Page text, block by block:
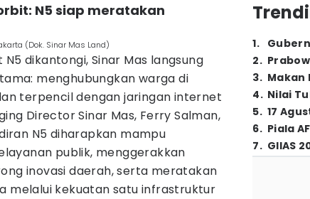
N5 siap meratakan
(Dok. Sinar Mas Land)
dikantongi, Sinar Mas langsung
menghubungkan warga di
terpencil dengan jaringan internet
Director Sinar Mas, Ferry Salman,
N5 diharapkan mampu
publik, menggerakkan
inovasi daerah, serta meratakan
melalui kekuatan satu infrastruktur
1.
2.
3. Makan
4. Nilai
5. 17
6. Piala
7. GIIAS